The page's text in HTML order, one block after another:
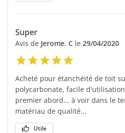
Super
Avis de Jerome. C le 29/04/2020
Acheté pour étanchéité de toit
polycarbonate, facile
premier abord... à voir dans le
matériau de qualité...
Utile